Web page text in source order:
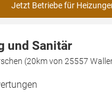
Jetzt Betriebe für
und Sanitär
(20km von 25557